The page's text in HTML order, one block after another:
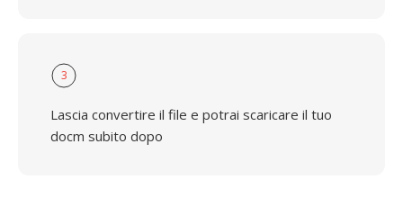
3
Lascia convertire il file e potrai scaricare il tuo
docm subito dopo